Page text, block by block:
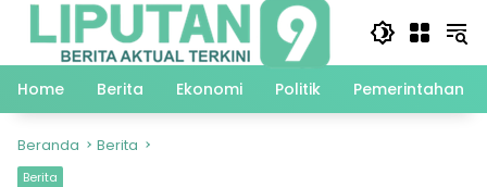
Langsung
Home
Berita Ekonomi Politik Pemerintahan
Beranda Berita
Berita